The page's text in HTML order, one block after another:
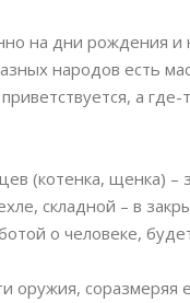
на дни рождения
народов есть
а где-
(котенка, щенка) –
складной – в
о человеке,
соразмеряя